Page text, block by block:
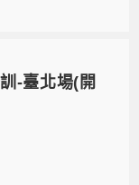
-臺北場(開